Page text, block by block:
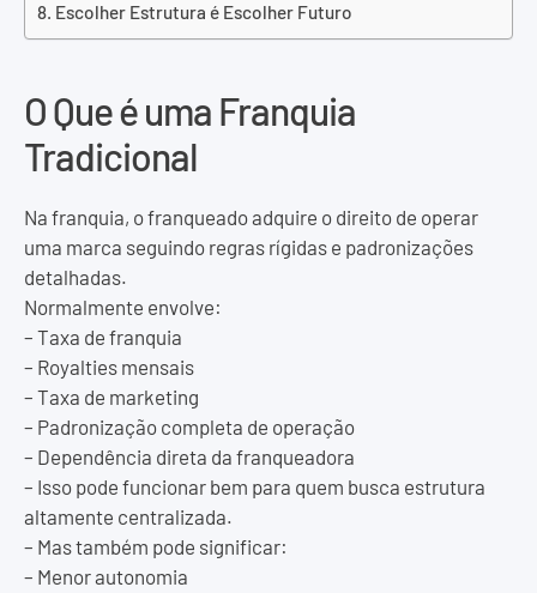
Escolher Estrutura é Escolher Futuro
O Que é uma Franquia
Tradicional
Na franquia, o franqueado adquire o direito de operar
uma marca seguindo regras rígidas e padronizações
detalhadas.
Normalmente envolve:
– Taxa de franquia
– Royalties mensais
– Taxa de marketing
– Padronização completa de operação
– Dependência direta da franqueadora
– Isso pode funcionar bem para quem busca estrutura
altamente centralizada.
– Mas também pode significar:
– Menor autonomia